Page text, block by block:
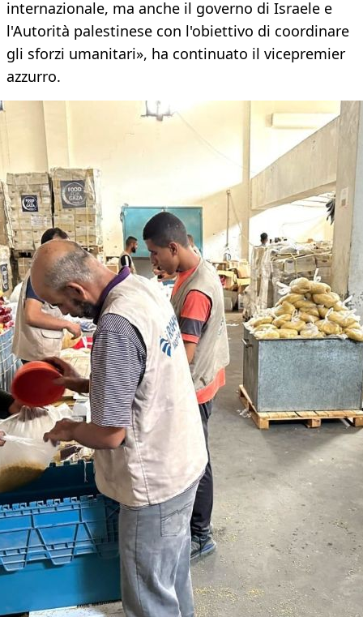
internazionale, ma anche il governo di Israele e
l'Autorità palestinese con l'obiettivo di coordinare
gli sforzi umanitari», ha continuato il vicepremier
azzurro.